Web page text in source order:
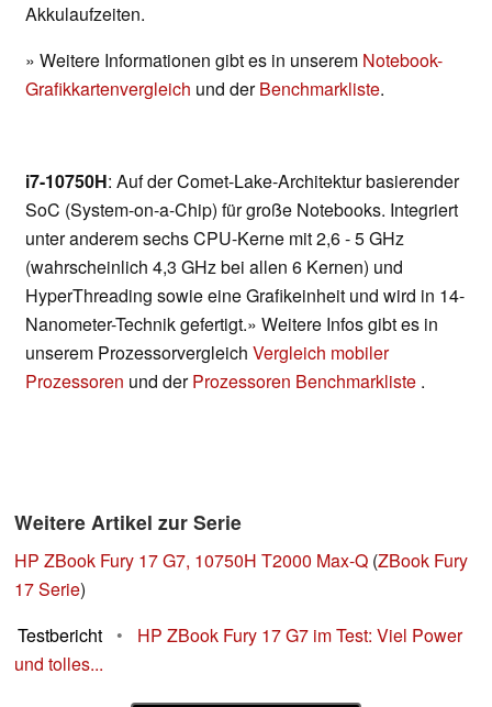
Akkulaufzeiten.
» Weitere Informationen gibt es in unserem Notebook-
Grafikkartenvergleich und derBenchmarkliste.
i7-10750H: Auf der Comet-Lake-Architektur basierender
SoC (System-on-a-Chip) für große Notebooks. Integriert
unter anderem sechs CPU-Kerne mit 2,6 - 5 GHz
(wahrscheinlich 4,3 GHz bei allen 6 Kernen) und
HyperThreading sowie eine Grafikeinheit und wird in 14-
Nanometer-Technik gefertigt.» Weitere Infos gibt es in
unserem Prozessorvergleich Vergleich mobiler
Prozessoren und derProzessoren Benchmarkliste .
Weitere Artikel zur Serie
HP ZBook Fury 17 G7, 10750H T2000 Max-Q (ZBook Fury
17 Serie)
Testbericht
•
HP ZBook Fury 17 G7 im Test: Viel Power
und tolles...